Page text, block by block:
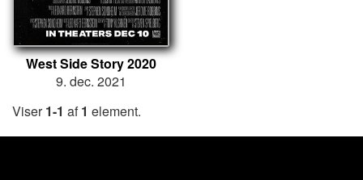
West Side Story 2020
9. dec. 2021
Viser1-1 af1 element.